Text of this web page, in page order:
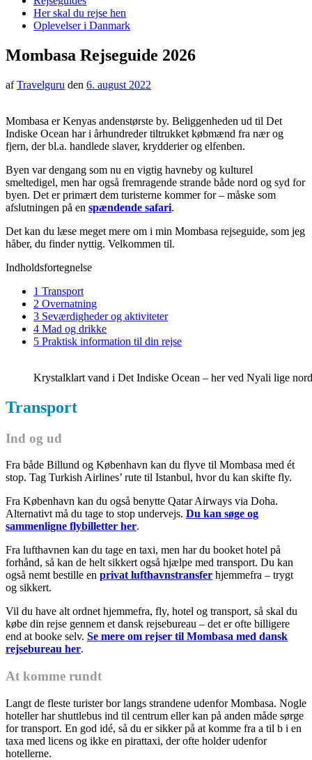
Her skal du rejse hen
Oplevelser i Danmark
Mombasa Rejseguide 2026
afTravelguru den 6. august 2022
Mombasa er Kenyas andenstørste by. Beliggenheden ud til Det
Indiske Ocean har i århundreder tiltrukket købmænd fra nær og
fjern, der bl.a. handlede slaver, krydderier og elfenben.
Byen var dengang som nu en vigtig havneby og kulturel
smeltedigel, men har også fremragende strande både nord og syd for
byen. Det er primært dem turisterne kommer for – måske som
afslutningen på en spændende safari.
Det kan du læse meget mere om i min Mombasa rejseguide, som jeg
håber, du finder nyttig. Velkommen til.
Indholdsfortegnelse
1 Transport
2 Overnatning
3 Seværdigheder og aktiviteter
4 Mad og drikke
5 Praktisk information til din rejse
Krystalklart vand i Det Indiske Ocean – her ved Nyali lige
Transport
Ind og ud
Fra både Billund og København kan du flyve til Mombasa med ét
stop. Tag Turkish Airlines’ rute til Istanbul, hvor du kan skifte fly.
Fra København kan du også benytte Qatar Airways via Doha.
Alternativt må du tage to stop undervejs. Du kan søge og
sammenligne flybilletter her.
Fra lufthavnen kan du tage en taxi, men har du booket hotel på
forhånd, så kan de helt sikkert også hjælpe med transport. Du kan
også nemt bestille en privat lufthavnstransfer hjemmefra – trygt
og sikkert.
Vil du have alt ordnet hjemmefra, fly, hotel og transport, så skal du
købe din rejse gennem et dansk rejsebureau – det er ofte billigere
end at booke selv. Se mere om rejser til Mombasa med dansk
rejsebureau her.
At komme rundt
Langt de fleste turister bor langs strandene udenfor Mombasa. Nogle
hoteller har shuttlebus ind til centrum eller kan på anden måde sørge
for transport. En god idé, så du er sikker på at komme fra a til b i en
taxa med licens og ikke en pirattaxi, der ofte holder udenfor
hotellerne.